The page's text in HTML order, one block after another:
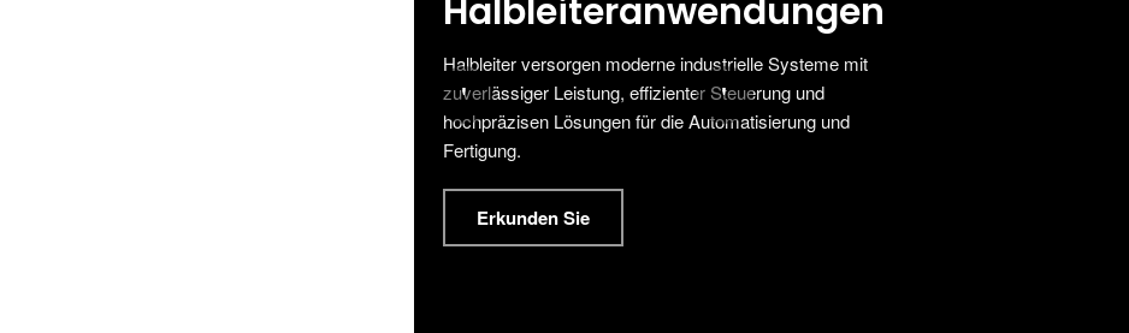
Halbleiteranwendungen
Halbleiter versorgen moderne industrielle Systeme mit
zuverlässiger Leistung, effizienter Steuerung und
hochpräzisen Lösungen für die Automatisierung und
Fertigung.
Erkunden Sie
' '